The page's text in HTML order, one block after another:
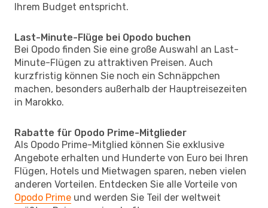
Ihrem Budget entspricht.
Last-Minute-Flüge bei Opodo buchen
Bei Opodo finden Sie eine große Auswahl an Last-
Minute-Flügen zu attraktiven Preisen. Auch
kurzfristig können Sie noch ein Schnäppchen
machen, besonders außerhalb der Hauptreisezeiten
in Marokko.
Rabatte für Opodo Prime-Mitglieder
Als Opodo Prime-Mitglied können Sie exklusive
Angebote erhalten und Hunderte von Euro bei Ihren
Flügen, Hotels und Mietwagen sparen, neben vielen
anderen Vorteilen. Entdecken Sie alle Vorteile von
Opodo Prime und werden Sie Teil der weltweit